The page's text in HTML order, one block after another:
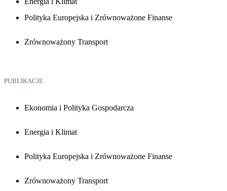
Polityka Europejska i Zrównoważone Finanse
Zrównoważony Transport
PUBLIKACJE
Ekonomia i Polityka Gospodarcza
Energia i Klimat
Polityka Europejska i Zrównoważone Finanse
Zrównoważony Transport